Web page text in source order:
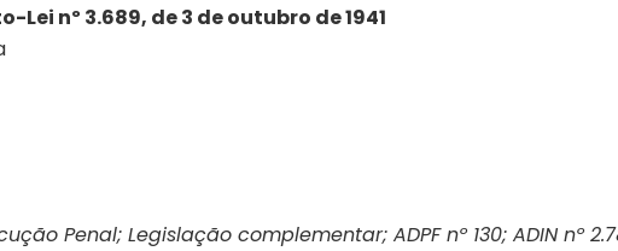
Lei nº 3.689, de 3 de outubro de 1941
Penal; Legislação complementar; ADPF nº 130; ADIN nº